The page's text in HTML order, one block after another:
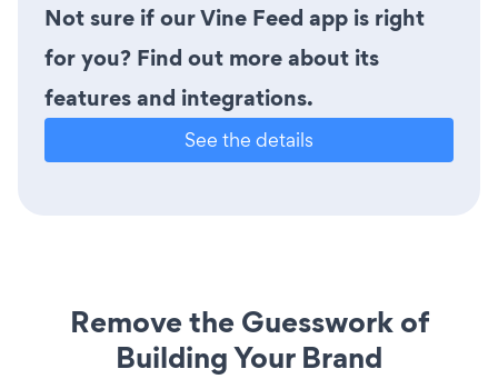
Not sure if our Vine Feed app is right
for you? Find out more about its
features and integrations.
See the details
Remove the Guesswork of
Building Your Brand